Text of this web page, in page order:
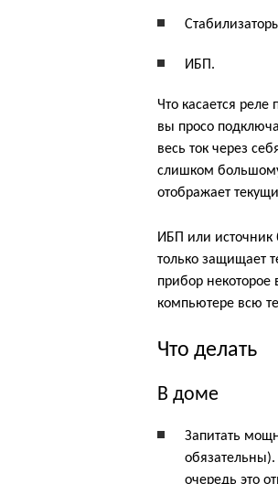
ИБП.
Что касается
вы просо
весь ток через
слишком
отображает
ИБП или источник
только защищает
прибор некоторое
компьютере всю
Что делать
В доме
Запитать
очередь это